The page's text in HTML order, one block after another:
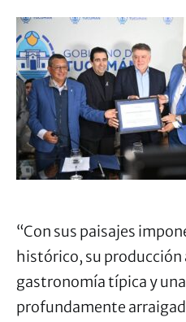
“Con sus paisajes
histórico, su producción
gastronomía típica y
profundamente